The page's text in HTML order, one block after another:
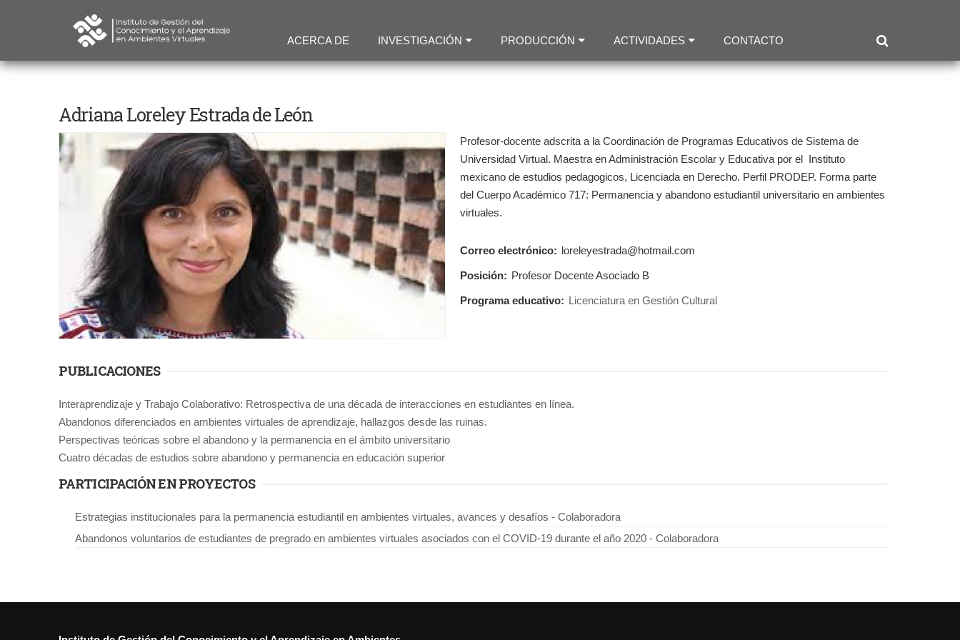
contenido
principal
ACERCA DE INVESTIGACIÓN PRODUCCIÓN ACTIVIDADES CONTACTO
Adriana Loreley Estrada de León
Profesor-docente adscrita a la Coordinación de Programas Educativos de Sistema de
Universidad Virtual. Maestra en Administración Escolar y Educativa por el Instituto
mexicano de estudios pedagogicos, Licenciada en Derecho. Perfil PRODEP. Forma parte
del Cuerpo Académico 717: Permanencia y abandono estudiantil universitario en ambientes
virtuales.
Correo electrónico: loreleyestrada@hotmail.com
Posición: Profesor Docente Asociado B
Programa educativo: Licenciatura en Gestión Cultural
PUBLICACIONES
Interaprendizaje y Trabajo Colaborativo: Retrospectiva de una década de interacciones en estudiantes en línea.
Abandonos diferenciados en ambientes virtuales de aprendizaje, hallazgos desde las ruinas.
Perspectivas teóricas sobre el abandono y la permanencia en el ámbito universitario
Cuatro décadas de estudios sobre abandono y permanencia en educación superior
PARTICIPACIÓN EN PROYECTOS
Estrategias institucionales para la permanencia estudiantil en ambientes virtuales, avances y desafíos - Colaboradora
Abandonos voluntarios de estudiantes de pregrado en ambientes virtuales asociados con el COVID-19 durante el año 2020 - Colaboradora